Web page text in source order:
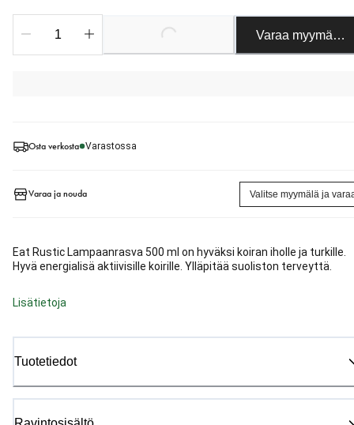
Osta verkosta Varastossa
Varaa ja nouda Valitse myymälä ja
Eat Rustic Lampaanrasva 500 ml on hyväksi koiran iholle ja turkille.
Hyvä energialisä aktiivisille koirille. Ylläpitää suoliston terveyttä.
Lisätietoja
Tuotetiedot
Loading... Varaa